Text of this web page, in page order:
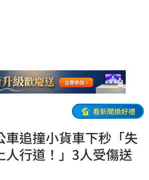
看新聞換好禮
車追撞小貨車下秒「失
人行道！」3人受傷送